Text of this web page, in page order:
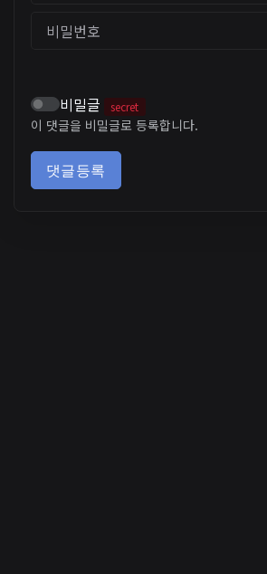
비밀번호
비밀글 secret
이 댓글을 비밀글로 등록합니다.
댓글등록